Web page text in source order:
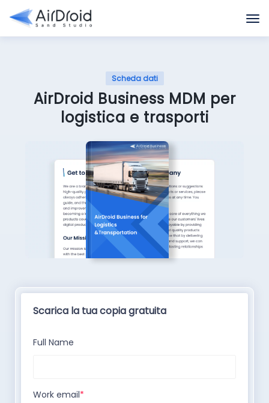
Scheda dati
AirDroid Business MDM per
logistica e trasporti
Scarica la tua copia gratuita
Full Name
Work email*